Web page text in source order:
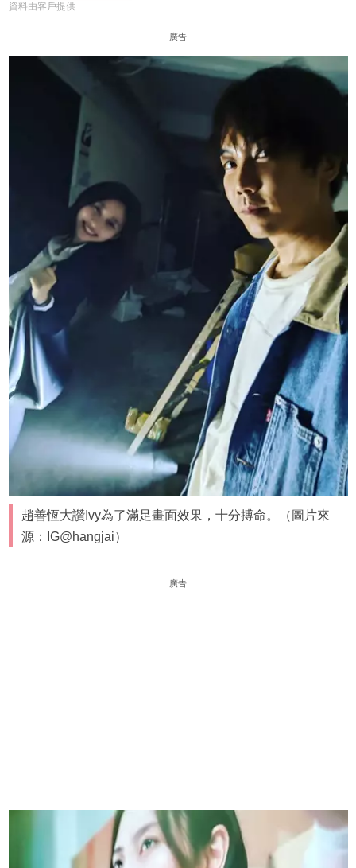
資料由客戶提供
廣告
趙善恆大讚Ivy為了滿足畫面效果，十分搏命。（圖片來
源：IG@hangjai）
廣告